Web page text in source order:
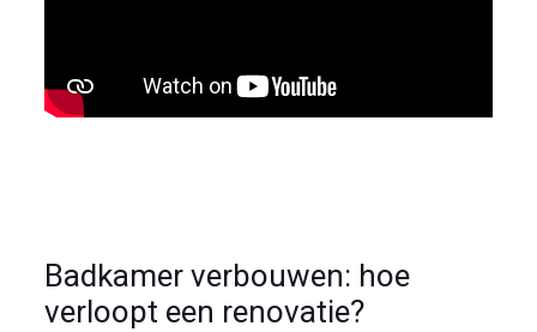
Badkamer verbouwen: hoe
verloopt een renovatie?